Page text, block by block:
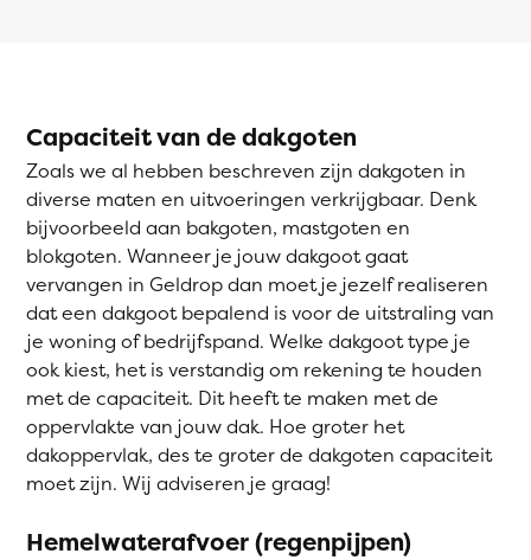
Capaciteit van de dakgoten
Zoals we al hebben beschreven zijn dakgoten in
diverse maten en uitvoeringen verkrijgbaar. Denk
bijvoorbeeld aan bakgoten, mastgoten en
blokgoten. Wanneer je jouw dakgoot gaat
vervangen in Geldrop dan moet je jezelf realiseren
dat een dakgoot bepalend is voor de uitstraling van
je woning of bedrijfspand. Welke dakgoot type je
ook kiest, het is verstandig om rekening te houden
met de capaciteit. Dit heeft te maken met de
oppervlakte van jouw dak. Hoe groter het
dakoppervlak, des te groter de dakgoten capaciteit
moet zijn. Wij adviseren je graag!
Hemelwaterafvoer (regenpijpen)